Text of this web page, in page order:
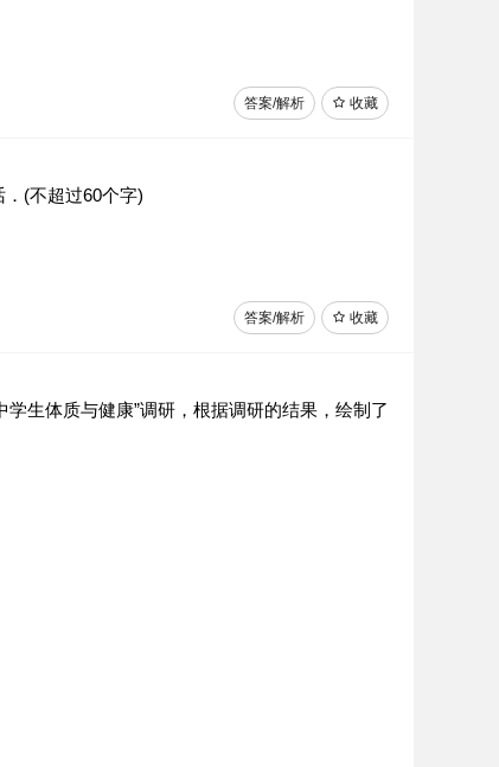
收藏
答案/解析
(不超过60个字)
收藏
答案/解析
生体质与健康”调研，根据调研的结果，绘制了